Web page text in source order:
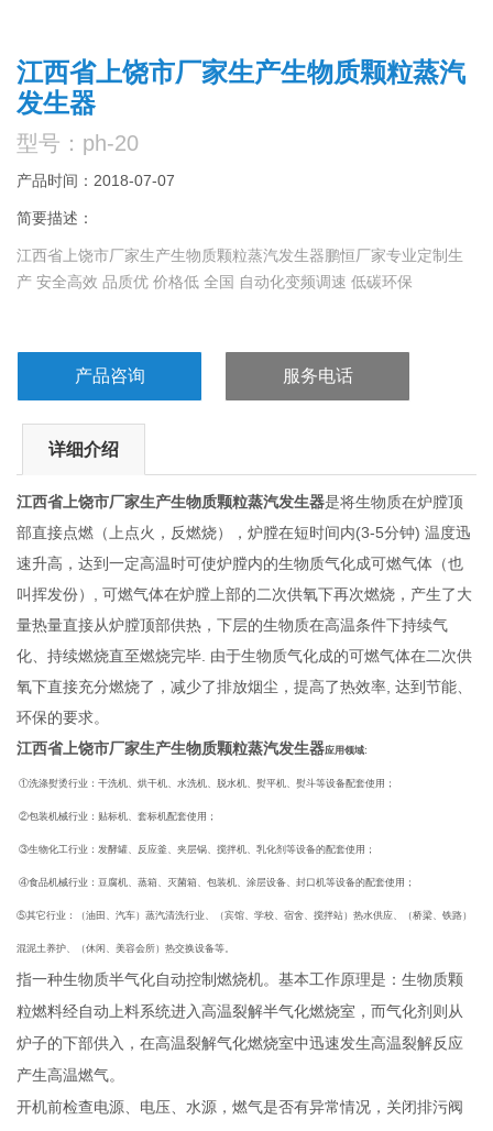
江西省上饶市厂家生产生物质颗粒蒸汽
发生器
型号：ph-20
产品时间：2018-07-07
简要描述：
江西省上饶市厂家生产生物质颗粒蒸汽发生器鹏恒厂家专业定制生
产 安全高效 品质优 价格低 全国 自动化变频调速 低碳环保
产品咨询 服务电话
详细介绍
江西省上饶市厂家生产生物质颗粒蒸汽发生器是将生物质在炉膛顶
部直接点燃（上点火，反燃烧），炉膛在短时间内(3-5分钟) 温度迅
速升高，达到一定高温时可使炉膛内的生物质气化成可燃气体（也
叫挥发份）, 可燃气体在炉膛上部的二次供氧下再次燃烧，产生了大
量热量直接从炉膛顶部供热，下层的生物质在高温条件下持续气
化、持续燃烧直至燃烧完毕. 由于生物质气化成的可燃气体在二次供
氧下直接充分燃烧了，减少了排放烟尘，提高了热效率, 达到节能、
环保的要求。
江西省上饶市厂家生产生物质颗粒蒸汽发生器应用领域:
①洗涤熨烫行业：干洗机、烘干机、水洗机、脱水机、熨平机、熨斗等设备配套使用；
②包装机械行业：贴标机、套标机配套使用；
③生物化工行业：发酵罐、反应釜、夹层锅、搅拌机、乳化剂等设备的配套使用；
④食品机械行业：豆腐机、蒸箱、灭菌箱、包装机、涂层设备、封口机等设备的配套使用；
⑤其它行业：（油田、汽车）蒸汽清洗行业、（宾馆、学校、宿舍、搅拌站）热水供应、（桥梁、铁路）
混泥土养护、（休闲、美容会所）热交换设备等。
指一种生物质半气化自动控制燃烧机。基本工作原理是：生物质颗
粒燃料经自动上料系统进入高温裂解半气化燃烧室，而气化剂则从
炉子的下部供入，在高温裂解气化燃烧室中迅速发生高温裂解反应
产生高温燃气。
开机前检查电源、电压、水源，燃气是否有异常情况，关闭排污阀